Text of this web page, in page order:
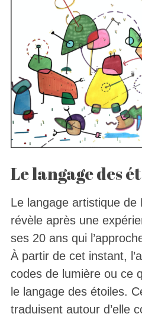
Le langage des
Le langage artistique de
révèle après une
ses 20 ans qui
À partir de cet instant,
codes de lumière ou ce
le langage des étoiles.
traduisent autour d’elle